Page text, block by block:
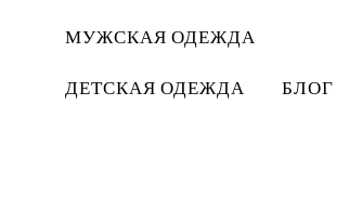
МУЖСКАЯ ОДЕЖДА
ДЕТСКАЯ ОДЕЖДА БЛОГ